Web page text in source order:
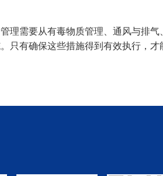
理需要从有毒物质管理、通风与排
只有确保这些措施得到有效执行，才